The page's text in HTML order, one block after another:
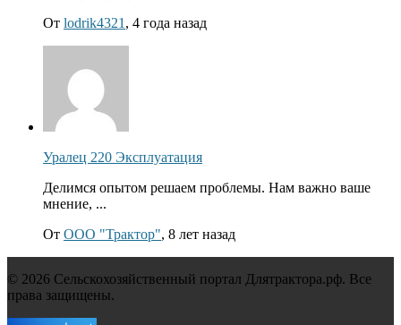
От lodrik4321 , 4 года назад
Уралец 220 Эксплуатация
Делимся опытом решаем проблемы. Нам важно ваше
мнение, ...
От ООО "Трактор", 8 лет назад
© 2026 Сельскохозяйственный портал Длятрактора.рф. Все
права защищены.